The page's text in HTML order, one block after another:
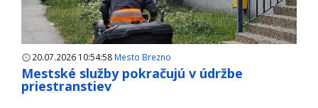
20.07.2026 10:54:58 Mesto Brezno
Mestské služby pokračujú v údržbe
priestranstiev